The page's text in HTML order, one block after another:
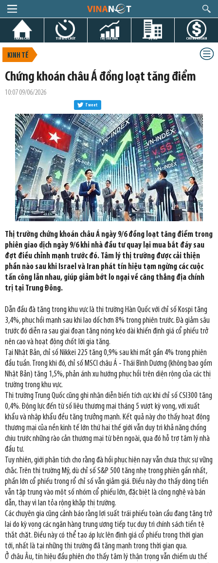
TRANG CHỦ TIN GIỜ CHÓT THỊ TRƯỜNG DỰ ÁN CHỨNG KHOÁN
KINH TẾ
Chứng khoán châu Á đồng loạt tăng điểm
10:07 09/06/2026
Tweet
Thị trường chứng khoán châu Á ngày 9/6 đồng loạt tăng điểm trong
phiên giao dịch ngày 9/6 khi nhà đầu tư quay lại mua bắt đáy sau
đợt điều chỉnh mạnh trước đó. Tâm lý thị trường được cải thiện
phần nào sau khi Israel và Iran phát tín hiệu tạm ngừng các cuộc
tấn công lẫn nhau, giúp giảm bớt lo ngại về căng thẳng địa chính
trị tại Trung Đông.
Dẫn đầu đà tăng trong khu vực là thị trường Hàn Quốc với chỉ số Kospi tăng
3,4%, phục hồi mạnh sau khi lao dốc hơn 8% trong phiên trước. Đà giảm sâu
trước đó diễn ra sau giai đoạn tăng nóng kéo dài khiến định giá cổ phiếu trở
nên cao và hoạt động chốt lời gia tăng.
Tại Nhật Bản, chỉ số Nikkei 225 tăng 0,9% sau khi mất gần 4% trong phiên
đầu tuần. Trong khi đó, chỉ số MSCI châu Á - Thái Bình Dương (không bao gồm
Nhật Bản) tăng 1,5%, phản ánh xu hướng phục hồi trên diện rộng của các thị
trường trong khu vực.
Thị trường Trung Quốc cũng ghi nhận diễn biến tích cực khi chỉ số CSI300 tăng
0,4%. Động lực đến từ số liệu thương mại tháng 5 vượt kỳ vọng, với xuất
khẩu và nhập khẩu đều tăng trưởng mạnh. Kết quả này cho thấy hoạt động
thương mại của nền kinh tế lớn thứ hai thế giới vẫn duy trì khả năng chống
chịu trước những rào cản thương mại từ bên ngoài, qua đó hỗ trợ tâm lý nhà
đầu tư.
Tuy nhiên, giới phân tích cho rằng đà hồi phục hiện nay vẫn chưa thực sự vững
chắc. Trên thị trường Mỹ, dù chỉ số S&P 500 tăng nhẹ trong phiên gần nhất,
phần lớn cổ phiếu trong rổ chỉ số vẫn giảm giá. Điều này cho thấy dòng tiền
vẫn tập trung vào một số nhóm cổ phiếu lớn, đặc biệt là công nghệ và bán
dẫn, thay vì lan tỏa rộng khắp thị trường.
Các chuyên gia cũng cảnh báo rằng lợi suất trái phiếu toàn cầu đang tăng trở
lại do kỳ vọng các ngân hàng trung ương tiếp tục duy trì chính sách tiền tệ
thắt chặt. Điều này có thể tạo áp lực lên định giá cổ phiếu trong thời gian
tới, nhất là tại những thị trường đã tăng mạnh trong thời gian qua.
Ở châu Âu, tín hiệu đầu phiên cho thấy tâm lý thận trọng vẫn chiếm ưu thế